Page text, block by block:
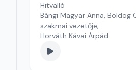
Hitvalló
Bángi Magyar Anna, Boldog
szakmai vezetője;
Horváth Kávai Árpád